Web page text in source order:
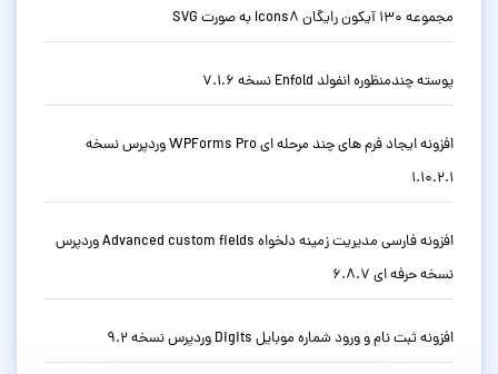
مجموعه 130 آیکون رایگان Icons8 به صورت SVG
پوسته چندمنظوره انفولد Enfold نسخه 7.1.6
افزونه ایجاد فرم های چند مرحله ای WPForms Pro وردپرس نسخه
1.10.2.1
افزونه فارسی مدیریت زمینه دلخواه Advanced custom fields وردپرس
نسخه حرفه ای 6.8.7
افزونه ثبت نام و ورود شماره موبایل Digits وردپرس نسخه 9.2